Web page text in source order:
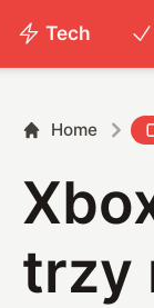
Tech
Home
trzy